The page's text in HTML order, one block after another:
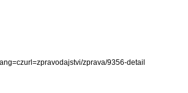
zprava/9356-detail